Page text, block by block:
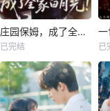
庄园保姆，成了全家白月光
已完结
一
已